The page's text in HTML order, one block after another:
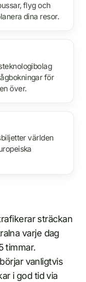
flyg och
dina resor.
för
över.
världen
sträckan
varje dag
timmar.
vanligtvis
i god tid via